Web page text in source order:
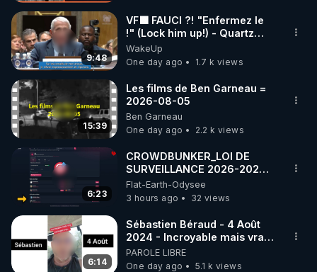
9:48
VF🟩 FAUCI ?! "Enfermez le
!" (Lock him up!) - Quartz
Traduction
WakeUp
One day ago
1.7 k views
15:39
Les films de Ben Garneau =
2026-08-05
Ben Garneau
One day ago
2.2 k views
6:23
CROWDBUNKER_LOI DE
SURVEILLANCE 2026-2027
DES RESEAUX SOCIAUX -
FERMETURE DE COMPTES A
Flat-Earth-Odysee
3 hours ago
32 views
6:14
Sébastien Béraud - 4 Août
2024 - Incroyable mais vrai,
partagez svp...
PAROLE LIBRE
One day ago
5.1 k views